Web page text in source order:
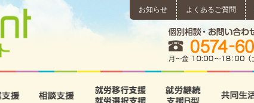
お知らせ よくあるご質問
相談支援 就労移行支援･就労選択支援